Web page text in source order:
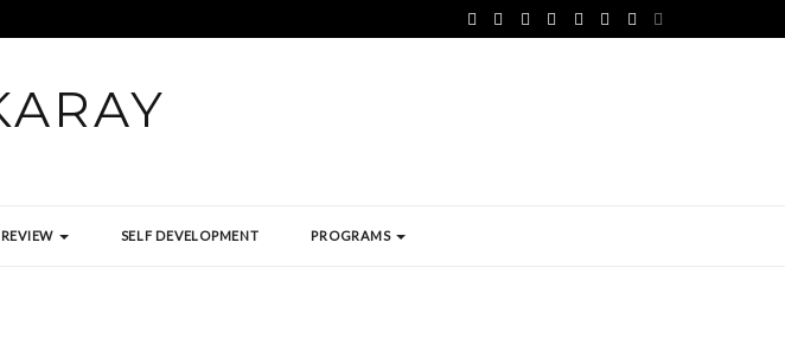
REVIEW SELF DEVELOPMENT PROGRAMS